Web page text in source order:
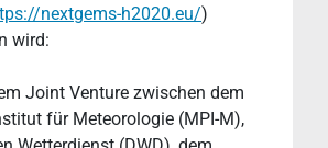
nextgems-h2020.eu/)
wird:
Joint Venture zwischen dem
für Meteorologie (MPI-M),